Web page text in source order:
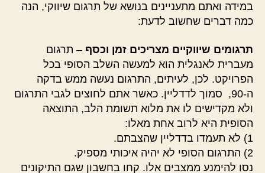
במידה ואתם מתעניינים בנושא של תרגום שיווקי, הנה
כמה דברים שחשוב לדעת:
תרגומים שיווקיים מצריכים זמן וכסף – תרגום
מעברית לאנגלית הוא למעשה השלב הסופי בכל
הפרויקט. לכן, לעיתים, התרגום נעשה ממש בדקה
ה-90, סמוך לדדליין. כאשר אתם לחוצים לגבי התרגום
ולא מקדישים לו את מלוא תשומת הלב, התוצאה
הסופית היא לרוב אחת מאלו:
1) לא תעמדו בדדליין שהצבתם.
2) התרגום הסופי לא יהיה איכותי מספיק.
נסו להימנע ממצבים אלו. קחו בחשבון שגם התיקונים